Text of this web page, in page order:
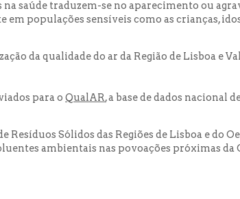
saúde traduzem-se no aparecimento ou
populações sensíveis como as crianças,
da qualidade do ar da Região de Lisboa e
para o QualAR, a base de dados nacional
Sólidos das Regiões de Lisboa e do
ambientais nas povoações próximas